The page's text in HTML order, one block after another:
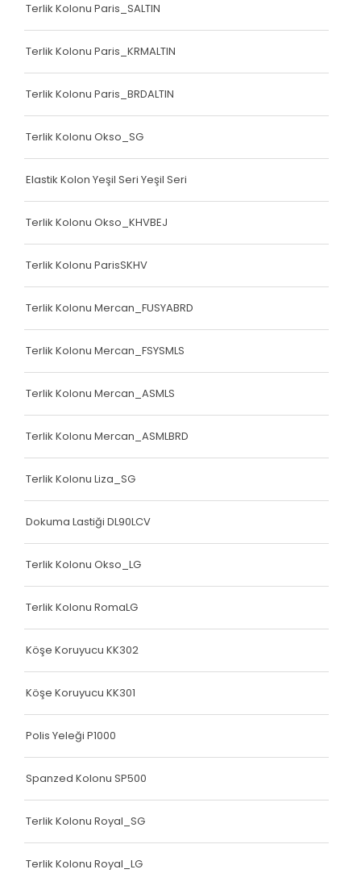
Terlik Kolonu Paris_SALTIN
Terlik Kolonu Paris_KRMALTIN
Terlik Kolonu Paris_BRDALTIN
Terlik Kolonu Okso_SG
Elastik Kolon Yeşil Seri Yeşil Seri
Terlik Kolonu Okso_KHVBEJ
Terlik Kolonu ParisSKHV
Terlik Kolonu Mercan_FUSYABRD
Terlik Kolonu Mercan_FSYSMLS
Terlik Kolonu Mercan_ASMLS
Terlik Kolonu Mercan_ASMLBRD
Terlik Kolonu Liza_SG
Dokuma Lastiği DL90LCV
Terlik Kolonu Okso_LG
Terlik Kolonu RomaLG
Köşe Koruyucu KK302
Köşe Koruyucu KK301
Polis Yeleği P1000
Spanzed Kolonu SP500
Terlik Kolonu Royal_SG
Terlik Kolonu Royal_LG